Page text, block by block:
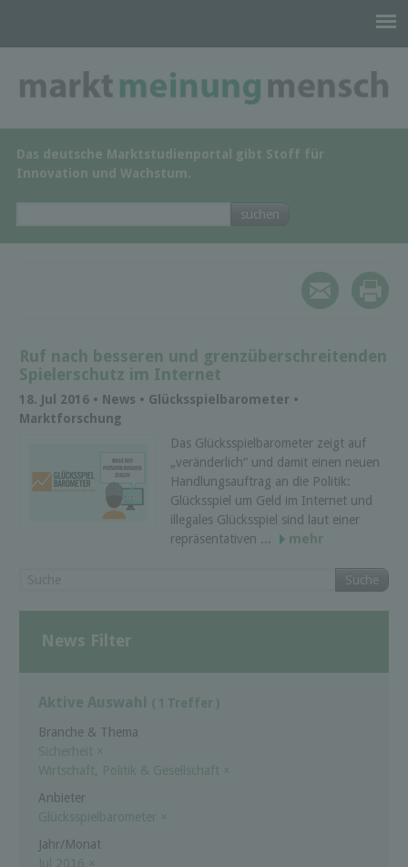
Das deutsche Marktstudienportal gibt Stoff für
Innovation und Wachstum.
Ruf nach besseren und grenzüberschreitenden
Spielerschutz im Internet
18. Jul 2016 • News • Glücksspielbarometer •
Marktforschung
Das Glücksspielbarometer zeigt auf
„veränderlich“ und damit einen neuen
Handlungsauftrag an die Politik:
Glücksspiel um Geld im Internet und
illegales Glücksspiel sind laut einer
repräsentativen ...
mehr
Suche
News Filter
Aktive Auswahl ( 1 Treffer )
Branche & Thema
Sicherheit ×
Wirtschaft, Politik & Gesellschaft ×
Anbieter
Glücksspielbarometer
×
Jahr/Monat
Jul 2016 ×